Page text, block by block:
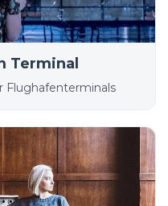
Terminal
Flughafenterminals